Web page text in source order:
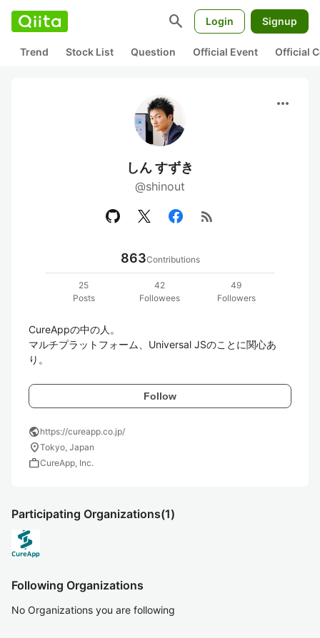
search Login Signup
Trend Stock List Question Official Event Official
more_horiz
しん すずき
@shinout
rss_feed
863Contributions
25
Posts
42
Followees
49
Followers
CureAppの中の人。
マルチプラットフォーム、Universal JSのことに関心あ
り。
Follow
publichttps://cureapp.co.jp/
location_onTokyo, Japan
workCureApp, Inc.
Participating Organizations(1)
Following Organizations
No Organizations you are following